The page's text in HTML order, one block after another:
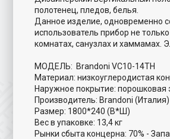
полотенец, пледов, белья.
Данное изделие, одновременно
использователь прибор не
комнатах, санузлах и хаммамах.
МОДЕЛЬ: Brandoni VC10-14TH
Материал: низкоуглеродистая
Наружное покрытие: порошковая
Производитель: Brandoni (Италия)
Размер: 1800*240 (В*Ш)
Вес в упаковке: 13,4 кг
Рынки сбыта концерна: 70% -